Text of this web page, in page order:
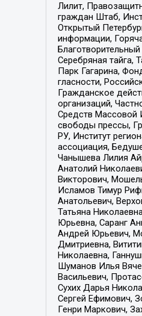
Лилит,
граждан Штаб,
Открытый
информации,
Серебряная тайга,
Парк Гагарина,
гласности,
Гражданское
организаций,
Средств Массовой
свободы прессы,
РУ, Институт
ассоциация,
Чанышева Лилия
Анатолий
Викторович,
Исламов Тимур
Анатольевич,
Татьяна
Юрьевна, Саранг
Андрей Юрьевич,
Дмитриевна,
Николаевна,
Шуманов Илья
Васильевич,
Сухих Дарья
Сергей Ефимович,
Генри Маркович,